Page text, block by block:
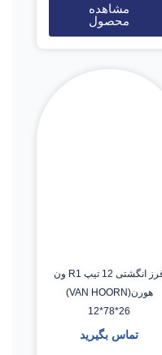
مشاهده
محصول
فرز انگشتی 12 تیپ R1 ون
هورن(VAN HOORN)
12*78*26
تماس بگیرید